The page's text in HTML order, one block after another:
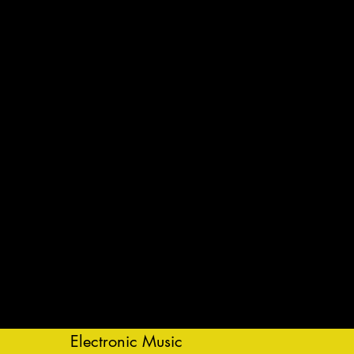
Electronic Music